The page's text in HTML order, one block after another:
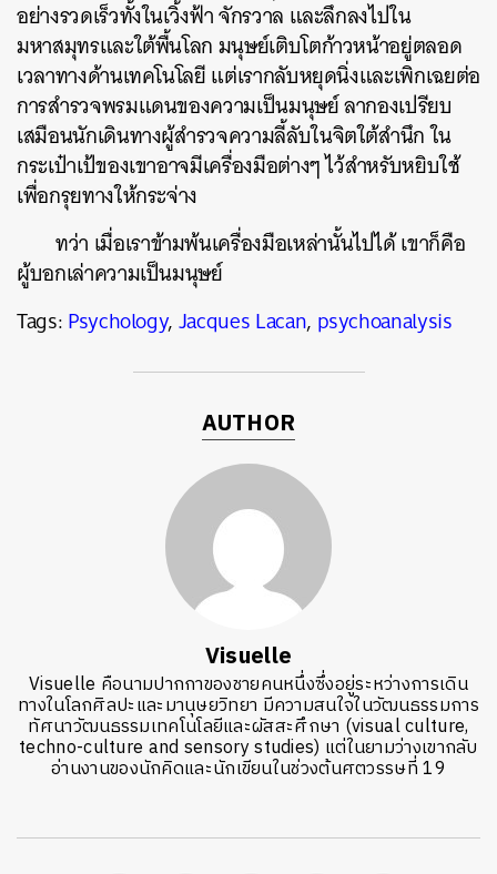
อย่างรวดเร็วทั้งในเวิ้งฟ้า จักรวาล และลึกลงไปใน
มหาสมุทรและใต้พื้นโลก มนุษย์เติบโตก้าวหน้าอยู่ตลอด
เวลาทางด้านเทคโนโลยี แต่เรากลับหยุดนิ่งและเพิกเฉยต่อ
การสำรวจพรมแดนของความเป็นมนุษย์ ลากองเปรียบ
เสมือนนักเดินทางผู้สำรวจความลี้ลับในจิตใต้สำนึก ใน
กระเป๋าเป้ของเขาอาจมีเครื่องมือต่างๆ ไว้สำหรับหยิบใช้
เพื่อกรุยทางให้กระจ่าง
ทว่า เมื่อเราข้ามพ้นเครื่องมือเหล่านั้นไปได้ เขาก็คือ
ผู้บอกเล่าความเป็นมนุษย์
Tags:Psychology,Jacques Lacan, psychoanalysis
AUTHOR
Visuelle
Visuelle คือนามปากกาของชายคนหนึ่งซึ่งอยู่ระหว่างการเดิน
ทางในโลกศิลปะและมานุษยวิทยา มีความสนใจในวัฒนธรรมการ
ทัศนาวัฒนธรรมเทคโนโลยีและผัสสะศึกษา (visual culture,
techno-culture and sensory studies) แต่ในยามว่างเขากลับ
อ่านงานของนักคิดและนักเขียนในช่วงต้นศตวรรษที่ 19